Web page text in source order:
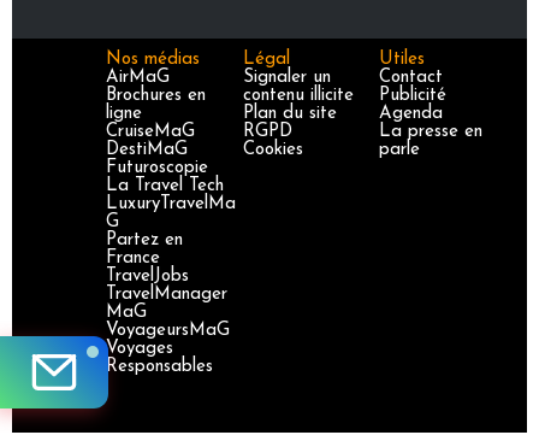
Nos médias
AirMaG
Brochures en
ligne
CruiseMaG
DestiMaG
Futuroscopie
La Travel Tech
LuxuryTravelMa
G
Partez en
France
TravelJobs
TravelManager
MaG
VoyageursMaG
Voyages
Responsables
Légal
Signaler un
contenu illicite
Plan du site
RGPD
Cookies
Utiles
Contact
Publicité
Agenda
La presse en
parle